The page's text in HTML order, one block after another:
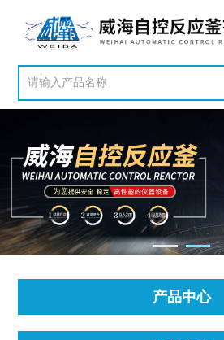
产品中心